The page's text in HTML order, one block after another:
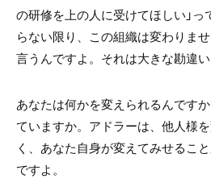
の研修を上の人に受けてほしい」っ
らない限り、この組織は変わりま
言うんですよ。それは大きな勘違
あなたは何かを変えられるんです
ていますか。アドラーは、他人様
く、あなた自身が変えてみせるこ
ですよ。